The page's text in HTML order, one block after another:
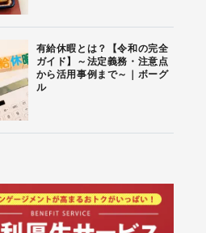
有給休暇とは？【令和の完全
ガイド】～法定義務・注意点
から活用事例まで～｜ボーグ
ル